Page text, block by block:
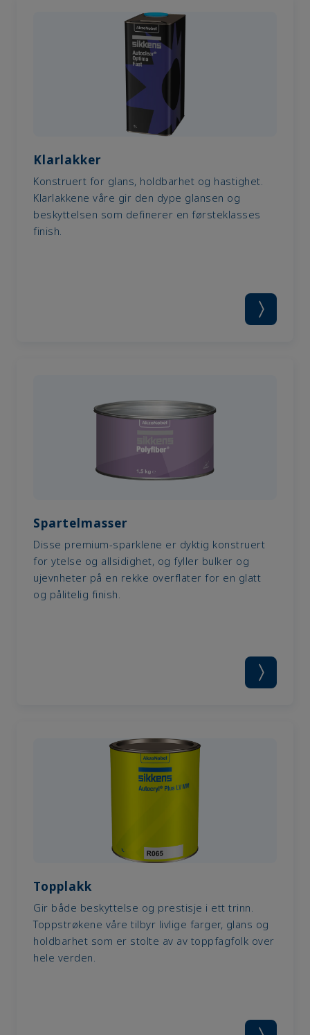
Klarlakker
Konstruert for glans, holdbarhet og hastighet.
Klarlakkene våre gir den dype glansen og
beskyttelsen som definerer en førsteklasses
finish.
Spartelmasser
Disse premium-sparklene er dyktig konstruert
for ytelse og allsidighet, og fyller bulker og
ujevnheter på en rekke overflater for en glatt
og pålitelig finish.
Topplakk
Gir både beskyttelse og prestisje i ett trinn.
Toppstrøkene våre tilbyr livlige farger, glans og
holdbarhet som er stolte av av toppfagfolk over
hele verden.